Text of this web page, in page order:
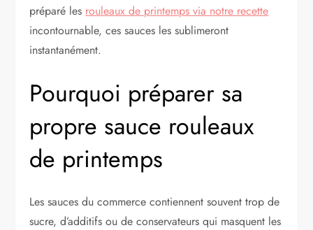
préparé les rouleaux de printemps via notre recette
incontournable, ces sauces les sublimeront
instantanément.
Pourquoi préparer sa
propre sauce rouleaux
de printemps
Les sauces du commerce contiennent souvent trop de
sucre, d’additifs ou de conservateurs qui masquent les